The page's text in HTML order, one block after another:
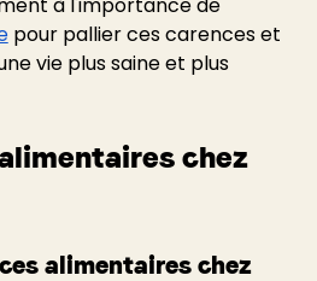
pour pallier ces carences et
vie plus saine et plus
chez
alimentaires chez